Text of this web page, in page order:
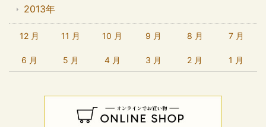
2013年
12 月 11 月 10 月 9 月 8 月 7 月
6 月 5 月 4 月 3 月 2 月 1 月